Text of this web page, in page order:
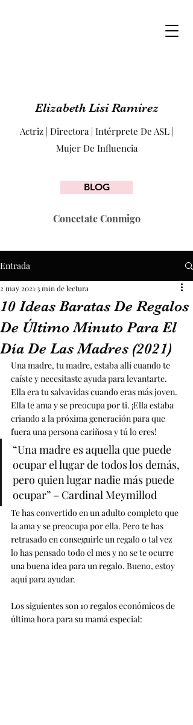
Elizabeth Lisi Ramirez
Actriz | Directora | Intérprete De ASL |
Mujer De Influencia
BLOG
Conectate Conmigo
Entrada
10 Ideas Baratas De Regalos
De Último Minuto Para El
Día De Las Madres (2021)
2 may 2021 3 min de lectura
Una madre, tu madre, estaba allí cuando te
caíste y necesitaste ayuda para levantarte.
Ella era tu salvavidas cuando eras más joven.
Ella te ama y se preocupa por ti. ¡Ella estaba
criando a la próxima generación para que
fuera una persona cariñosa y tú lo eres!
“Una madre es aquella que puede
ocupar el lugar de todos los demás,
pero quien lugar nadie más puede
ocupar” – Cardinal Meymillod
Te has convertido en un adulto completo que
la ama y se preocupa por ella. Pero te has
retrasado en conseguirle un regalo o tal vez
lo has pensado todo el mes y no se te ocurre
una buena idea para un regalo. Bueno, estoy
aquí para ayudar.
Los siguientes son 10 regalos económicos de
última hora para su mamá especial: